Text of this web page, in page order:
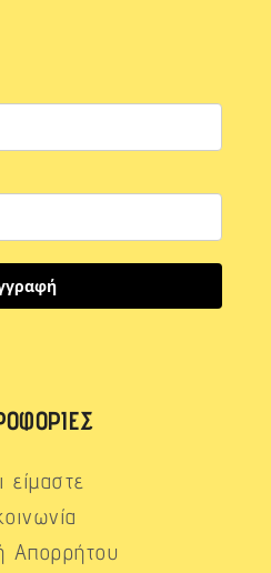
είμαστε
Απορρήτου